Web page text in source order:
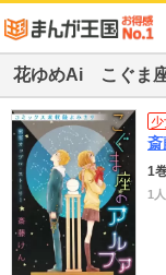
花ゆめAi こぐま
斎
1
1人